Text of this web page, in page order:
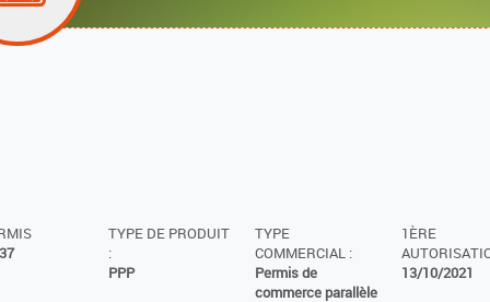
TYPE DE PRODUIT
:
PPP
TYPE
COMMERCIAL :
Permis de
commerce parallèle
1ÈRE
13/10/2021